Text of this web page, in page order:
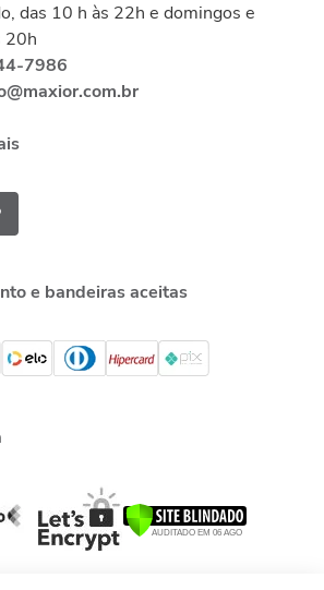
das 10 h às 22h e domingos e
20h
7986
e bandeiras aceitas